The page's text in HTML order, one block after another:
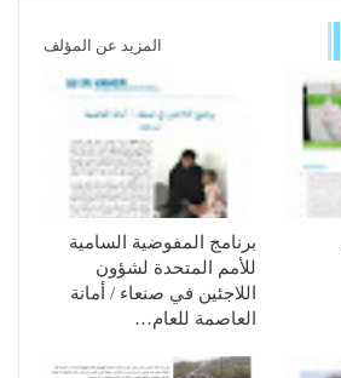
المزيد عن المؤلف
برنامج المفوضية السامية
للأمم المتحدة لشؤون
اللاجئين في صنعاء / أمانة
العاصمة للعام…